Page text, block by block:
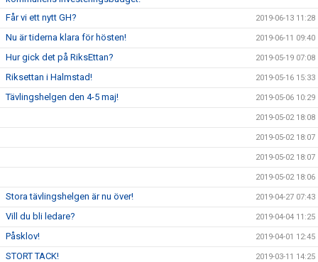
Får vi ett nytt GH? 2019-06-13 11:28
Nu är tiderna klara för hösten! 2019-06-11 09:40
Hur gick det på RiksEttan? 2019-05-19 07:08
Riksettan i Halmstad! 2019-05-16 15:33
Tävlingshelgen den 4-5 maj! 2019-05-06 10:29
2019-05-02 18:08
2019-05-02 18:07
2019-05-02 18:07
2019-05-02 18:06
Stora tävlingshelgen är nu över! 2019-04-27 07:43
Vill du bli ledare? 2019-04-04 11:25
Påsklov! 2019-04-01 12:45
STORT TACK! 2019-03-11 14:25